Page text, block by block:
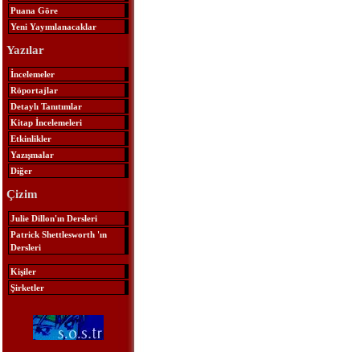
Puana Göre
Yeni Yayımlanacaklar
Yazılar
İncelemeler
Röportajlar
Detaylı Tanıtımlar
Kitap İncelemeleri
Etkinlikler
Yazışmalar
Diğer
Çizim
Julie Dillon'ın Dersleri
Patrick Shettlesworth 'ın
Dersleri
Kişiler
Şirketler